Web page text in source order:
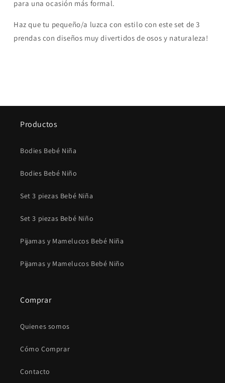
para una ocasión más formal.
Haz que tu pequeño/a luzca con estilo con este set de 3
prendas con diseños muy divertidos de osos y naturaleza!
Productos
Bodies Bebé Niña
Bodies Bebé Niño
Set 3 piezas Bebé Niña
Set 3 piezas Bebé Niño
Pijamas y Mamelucos Bebé Niña
Pijamas y Mamelucos Bebé Niño
Comprar
Quienes somos
Cómo Comprar
Contacto